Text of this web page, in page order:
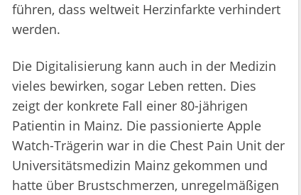
führen, dass weltweit Herzinfarkte verhindert
werden.
Die Digitalisierung kann auch in der Medizin
vieles bewirken, sogar Leben retten. Dies
zeigt der konkrete Fall einer 80-jährigen
Patientin in Mainz. Die passionierte Apple
Watch-Trägerin war in die Chest Pain Unit der
Universitätsmedizin Mainz gekommen und
hatte über Brustschmerzen, unregelmäßigen